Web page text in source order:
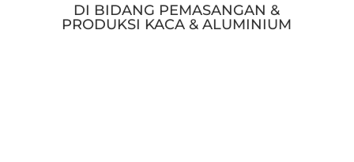
DI BIDANG PEMASANGAN &
PRODUKSI KACA & ALUMINIUM